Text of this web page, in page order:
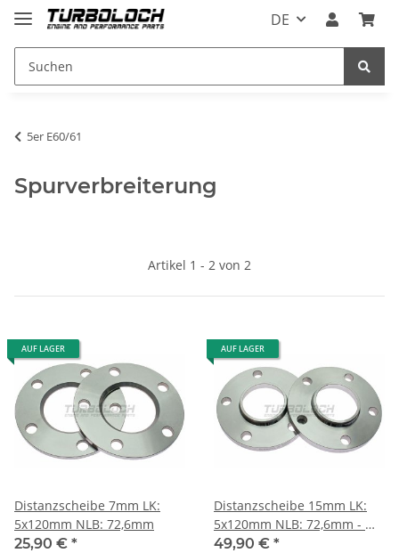
DE
5er E60/61
Spurverbreiterung
Artikel 1 - 2 von 2
AUF LAGER
Distanzscheibe 7mm LK:
5x120mm NLB: 72,6mm
25,90 € *
AUF LAGER
Distanzscheibe 15mm LK:
5x120mm NLB: 72,6mm - mit
Felgenzentrierung
49,90 € *